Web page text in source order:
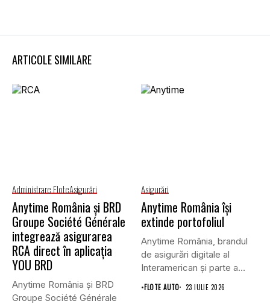
ARTICOLE SIMILARE
Administrare FloteAsigurări
Anytime România și BRD
Groupe Société Générale
integrează asigurarea
RCA direct în aplicația
YOU BRD
Anytime România și BRD
Groupe Société Générale
Asigurări
Anytime România își
extinde portofoliul
Anytime România, brandul
de asigurări digitale al
Interamerican și parte a
Grupului...
•FLOTE AUTO 23 IULIE 2026